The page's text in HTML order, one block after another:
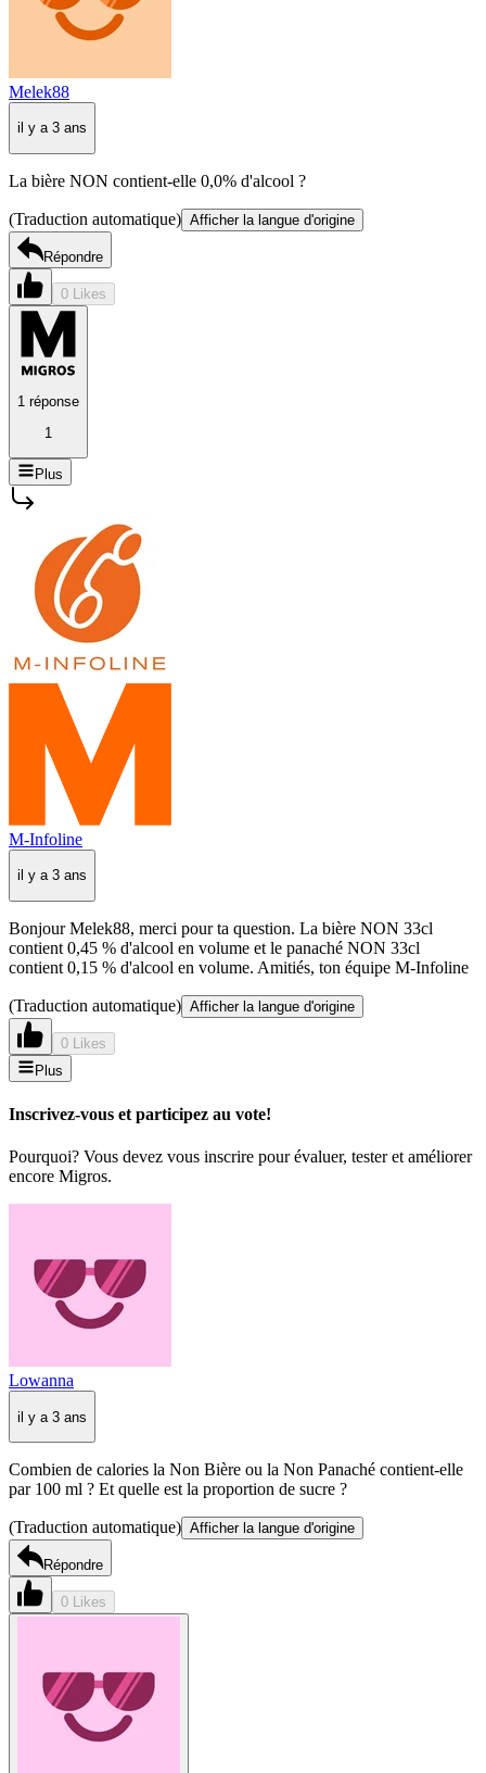
Melek88
il y a 3 ans
La bière NON contient-elle 0,0% d'alcool ?
(Traduction automatique) Afficher la langue d'origine
Répondre
0 Likes
1 réponse
1
Plus
M-Infoline
il y a 3 ans
Bonjour Melek88, merci pour ta question. La bière NON 33cl
contient 0,45 % d'alcool en volume et le panaché NON 33cl
contient 0,15 % d'alcool en volume. Amitiés, ton équipe M-Infoline
(Traduction automatique) Afficher la langue d'origine
0 Likes
Plus
Inscrivez-vous et participez au vote!
Pourquoi? Vous devez vous inscrire pour évaluer, tester et améliorer
encore Migros.
Lowanna
il y a 3 ans
Combien de calories la Non Bière ou la Non Panaché contient-elle
par 100 ml ? Et quelle est la proportion de sucre ?
(Traduction automatique) Afficher la langue d'origine
Répondre
0 Likes